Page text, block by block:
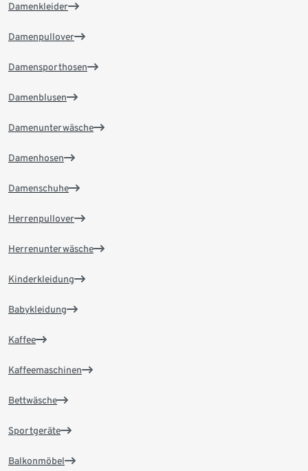
Damenkleider
Damenpullover
Damensporthosen
Damenblusen
Damenunterwäsche
Damenhosen
Damenschuhe
Herrenpullover
Herrenunterwäsche
Kinderkleidung
Babykleidung
Kaffee
Kaffeemaschinen
Bettwäsche
Sportgeräte
Balkonmöbel